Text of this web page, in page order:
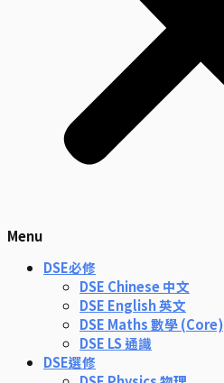
Menu
DSE必修
DSE Chinese 中文
DSE English 英文
DSE Maths 數學 (Core)
DSE LS 通識
DSE選修